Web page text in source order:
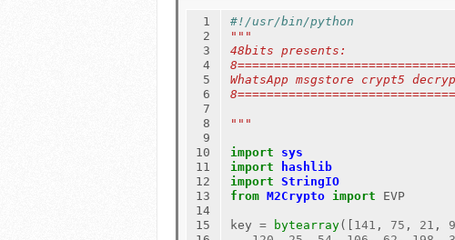
1
2
3
4
5
6
7
8
9
10
11
12
13
14
15
#!/usr/bin/python
"""
48bits presents:
WhatsApp msgstore crypt5
"""
import
sys
import
hashlib
import
StringIO
from M2Crypto import EVP
key = bytearray([ 141 , 75 , 21 ,